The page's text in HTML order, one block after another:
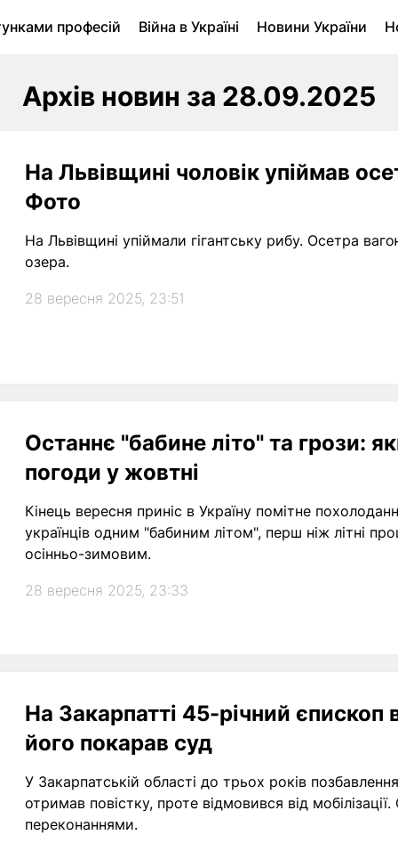
професій Війна в Україні Новини України
Архів новин за 28.09.2025
На Львівщині чоловік упіймав
Фото
На Львівщині упіймали гігантську рибу. Осетра
озера.
28 вересня 2025, 23:51
Останнє "бабине літо" та грози:
погоди у жовтні
Кінець вересня приніс в Україну помітне
українців одним "бабиним літом", перш ніж літні
осінньо-зимовим.
28 вересня 2025, 23:33
На Закарпатті 45-річний єпископ
його покарав суд
У Закарпатській області до трьох років
отримав повістку, проте відмовився від
переконаннями.